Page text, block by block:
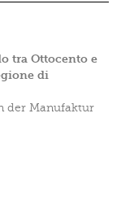
tra Ottocento e
di
der Manufaktur